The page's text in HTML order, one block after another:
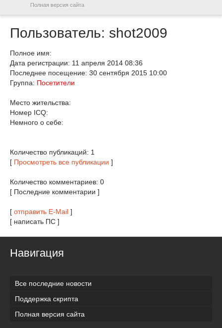
Полная версия сайта
Пользователь: shot2009
Полное имя:
Дата регистрации: 11 апреля 2014 08:36
Последнее посещение: 30 сентября 2015 10:00
Группа: Посетители
Место жительства:
Номер ICQ:
Немного о себе:
Количество публикаций: 1
[ Просмотреть все публикации ]
Количество комментариев: 0
[ Последние комментарии ]
[ отправить E-Mail ]
[ написать ПС ]
Навигация
Все последние новости
Поддержка скрипта
Полная версия сайта